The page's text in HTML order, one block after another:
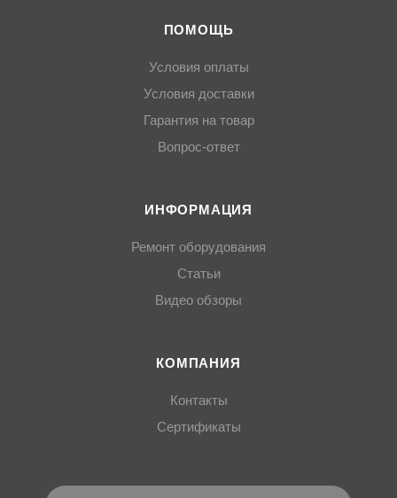
ПОМОЩЬ
Условия оплаты
Условия доставки
Гарантия на товар
Вопрос-ответ
ИНФОРМАЦИЯ
Ремонт оборудования
Статьи
Видео обзоры
КОМПАНИЯ
Контакты
Сертификаты